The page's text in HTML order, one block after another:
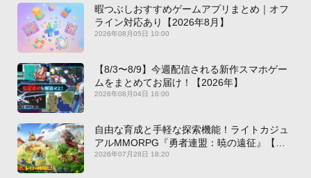
暇つぶしおすすめゲームアプリまとめ｜オフ
ライン対応あり【2026年8月】
2026年08月05日 10:00
【8/3〜8/9】今週配信される新作スマホゲー
ムをまとめてお届け！【2026年】
2026年08月04日 16:00
自由な育成と手軽な探索機能！ライトカジュ
アルMMORPG『勇者連盟：暁の遠征』【最
新作PICKUP】
2026年07月28日 18:20